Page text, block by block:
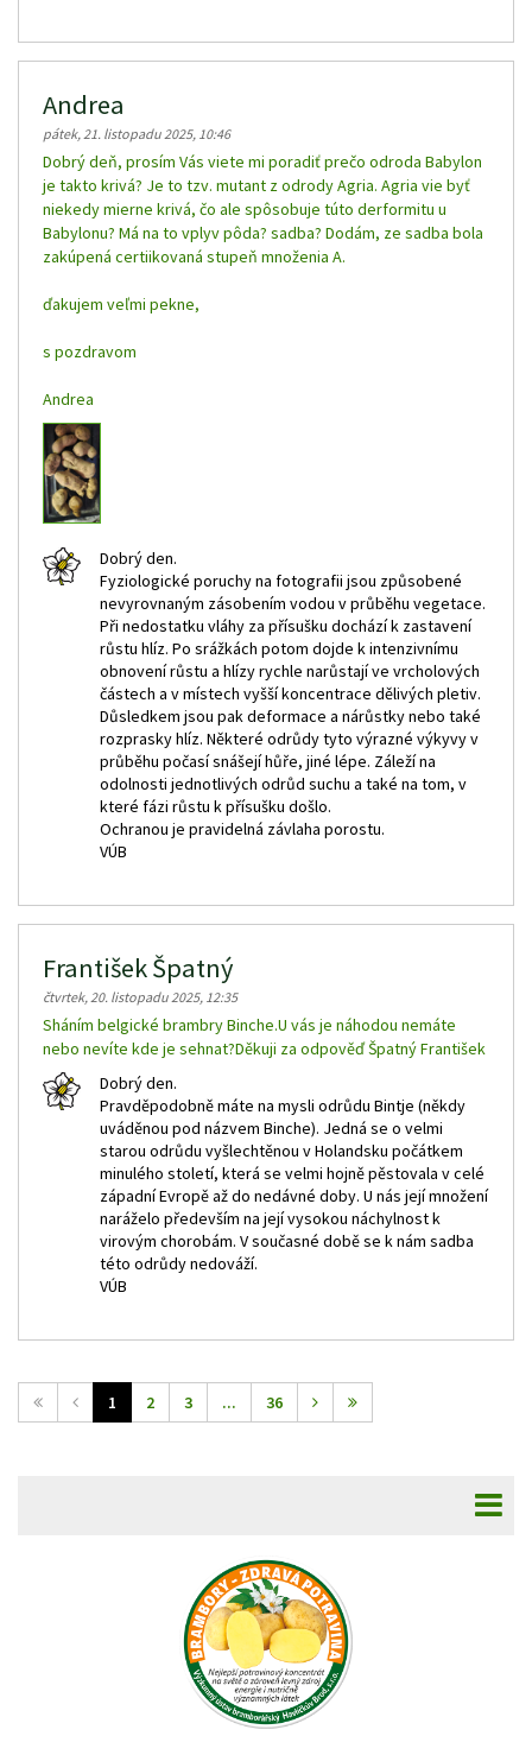
Andrea
pátek, 21. listopadu 2025, 10:46
Dobrý deň, prosím Vás viete mi poradiť prečo odroda Babylon
je takto krivá? Je to tzv. mutant z odrody Agria. Agria vie byť
niekedy mierne krivá, čo ale spôsobuje túto derformitu u
Babylonu? Má na to vplyv pôda? sadba? Dodám, ze sadba bola
zakúpená certiikovaná stupeň množenia A.
ďakujem veľmi pekne,
s pozdravom
Andrea
Dobrý den.
Fyziologické poruchy na fotografii jsou způsobené
nevyrovnaným zásobením vodou v průběhu vegetace.
Při nedostatku vláhy za přísušku dochází k zastavení
růstu hlíz. Po srážkách potom dojde k intenzivnímu
obnovení růstu a hlízy rychle narůstají ve vrcholových
částech a v místech vyšší koncentrace dělivých pletiv.
Důsledkem jsou pak deformace a nárůstky nebo také
rozprasky hlíz. Některé odrůdy tyto výrazné výkyvy v
průběhu počasí snášejí hůře, jiné lépe. Záleží na
odolnosti jednotlivých odrůd suchu a také na tom, v
které fázi růstu k přísušku došlo.
Ochranou je pravidelná závlaha porostu.
VÚB
František Špatný
čtvrtek, 20. listopadu 2025, 12:35
Sháním belgické brambry Binche.U vás je náhodou nemáte
nebo nevíte kde je sehnat?Děkuji za odpověď Špatný František
Dobrý den.
Pravděpodobně máte na mysli odrůdu Bintje (někdy
uváděnou pod názvem Binche). Jedná se o velmi
starou odrůdu vyšlechtěnou v Holandsku počátkem
minulého století, která se velmi hojně pěstovala v celé
západní Evropě až do nedávné doby. U nás její množení
naráželo především na její vysokou náchylnost k
virovým chorobám. V současné době se k nám sadba
této odrůdy nedováží.
VÚB
1 2 3 ... 36